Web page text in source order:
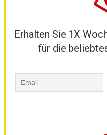
Erhalten Sie 1X
für die